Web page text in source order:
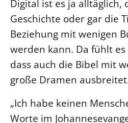
Digital ist es ja alltäglich,
Geschichte oder gar die
Beziehung mit wenigen
werden kann. Da fühlt
dass auch die Bibel mit
große Dramen
„Ich habe keinen
Worte im
LANDESSYNODE
27. Landessynode
Kontakt
Hintergrund
MITARBEIT
Ehrenamt